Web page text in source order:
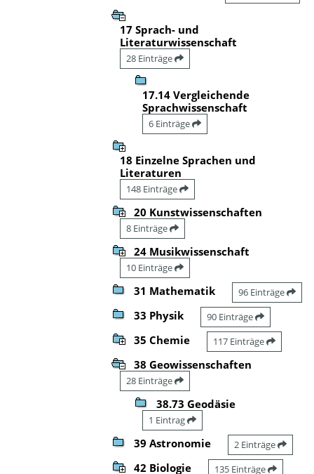
17 Sprach- und
Literaturwissenschaft
28 Einträge
17.14 Vergleichende
Sprachwissenschaft
6 Einträge
18 Einzelne Sprachen und
Literaturen
148 Einträge
20 Kunstwissenschaften
8 Einträge
24 Musikwissenschaft
10 Einträge
31 Mathematik 96 Einträge
33 Physik 90 Einträge
35 Chemie 117 Einträge
38 Geowissenschaften
28 Einträge
38.73 Geodäsie
1 Eintrag
39 Astronomie 2 Einträge
42 Biologie 135 Einträge